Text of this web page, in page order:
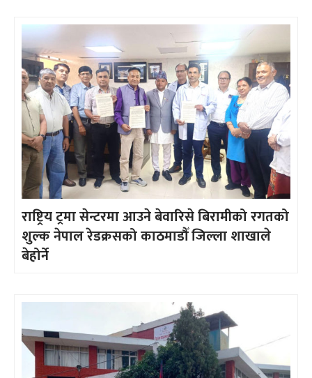
राष्ट्रिय ट्रमा सेन्टरमा आउने बेवारिसे बिरामीको रगतको
शुल्क नेपाल रेडक्रसको काठमाडौँ जिल्ला शाखाले
बेहोर्ने